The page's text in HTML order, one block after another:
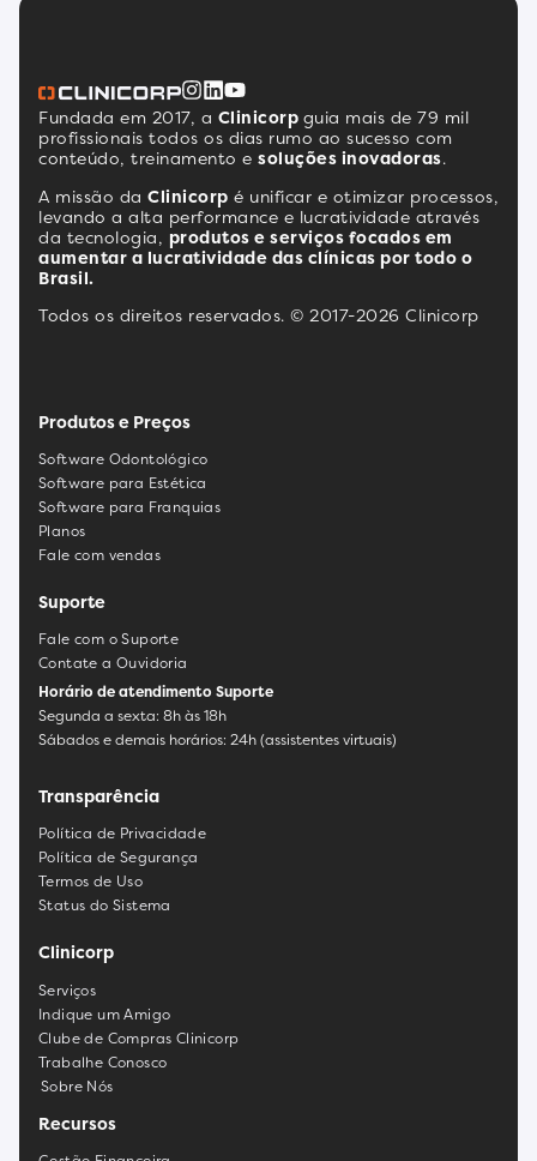
Fundada em 2017, a Clinicorp guia mais de 79 mil
profissionais todos os dias rumo ao sucesso com
conteúdo, treinamento e soluções inovadoras.
A missão da Clinicorp é unificar e otimizar processos,
levando a alta performance e lucratividade através
da tecnologia, produtos e serviços focados em
aumentar a lucratividade das clínicas por todo o
Brasil.
Todos os direitos reservados. © 2017-2026 Clinicorp
Produtos e Preços
Software Odontológico
Software para Estética
Software para Franquias
Planos
Fale com vendas
Suporte
Fale com o Suporte
Contate a Ouvidoria
Horário de atendimento Suporte
Segunda a sexta: 8h às 18h
Sábados e demais horários: 24h (assistentes virtuais)
Transparência
Política de Privacidade
Política de Segurança
Termos de Uso
Status do Sistema
Clinicorp
Serviços
Indique um Amigo
Clube de Compras Clinicorp
Trabalhe Conosco
Sobre Nós
Recursos